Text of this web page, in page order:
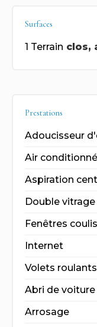
Surfaces
1 Terrain clos,
Prestations
Adoucisseur
Air conditionné
Aspiration
Double vitrage
Fenêtres
Internet
Volets
Abri de voiture
Arrosage